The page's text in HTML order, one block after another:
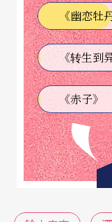
丝剧团在世界
年应北京之邀
为二○○八年的
亚》，令人拭目
当今东西文化交
除了导演创作
现代化与国际
菲市（Delphi）
《幽恋牡
《赤子》